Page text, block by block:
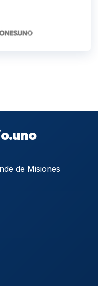
de Misiones